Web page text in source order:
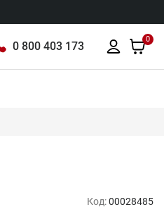
0 800 403 173
0
Код:00028485